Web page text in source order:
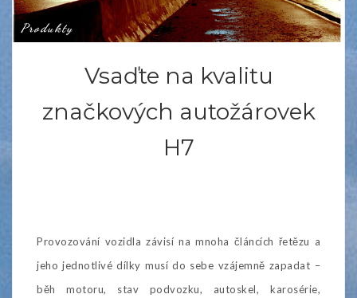
Produkty
Vsaďte na kvalitu
značkových autožárovek
H7
Provozování vozidla závisí na mnoha článcích řetězu a
jeho jednotlivé dílky musí do sebe vzájemně zapadat –
běh motoru, stav podvozku, autoskel, karosérie,